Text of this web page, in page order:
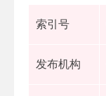
索引号
发布机构